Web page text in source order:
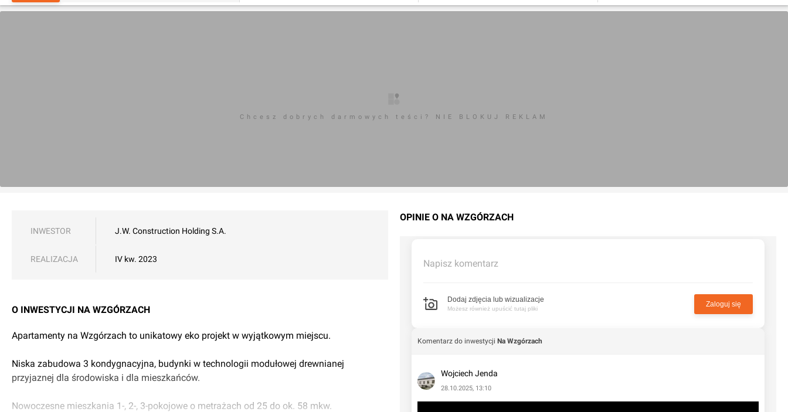
Chcesz dobrych darmowych teści? NIE BLOKUJ REKLAM
INWESTOR J.W. Construction Holding S.A.
REALIZACJA IV kw. 2023
O INWESTYCJI NA WZGÓRZACH
Apartamenty na Wzgórzach to unikatowy eko projekt w wyjątkowym miejscu.
Niska zabudowa 3 kondygnacyjna, budynki w technologii modułowej drewnianej
przyjaznej dla środowiska i dla mieszkańców.
Nowoczesne mieszkania 1-, 2-, 3-pokojowe o metrażach od 25 do ok. 58 mkw.
OPINIE O NA WZGÓRZACH
Napisz komentarz
Dodaj zdjęcia lub wizualizacje
Możesz również upuścić tutaj pliki
Zaloguj się
Komentarz do inwestycji Na Wzgórzach
Wojciech Jenda
28.10.2025, 13:10